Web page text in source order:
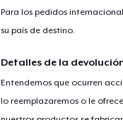
Para los pedidos
su país de destino.
Detalles de la
Entendemos que ocurren
lo reemplazaremos o le